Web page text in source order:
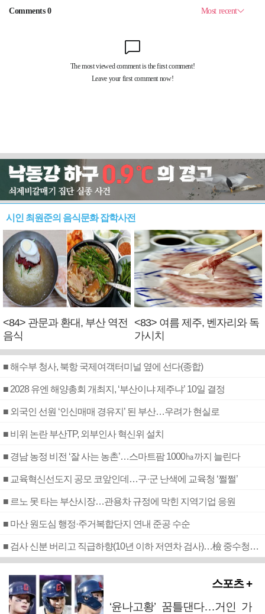
시인 최원준의 음식문화 잡학사전
<84> 관문과 환대, 부산 역전
음식
<83> 여름 제주, 벤자리와 독
가시치
■ 해수부 청사, 북항 국제여객터미널 옆에 선다(종합)
■ 2028 유엔 해양총회 개최지, ‘부산이냐 제주냐’ 10일 결정
■ 외국인 선원 ‘인신매매 경유지’ 된 부산…우려가 현실로
■ 비위 논란 부산TP, 외부인사 혁신위 설치
■ 경남 농정 비전 ‘잘 사는 농촌’…스마트팜 1000㏊까지 늘린다
■ 교육혁신선도지 공모 코앞인데…구·군 난색에 교육청 ‘쩔쩔’
■ 르노 못 타는 부산시장…관용차 규정에 막힌 지역기업 응원
■ 마산 원도심 행정·주거복합단지 연내 준공 수순
■ 검사 신분 버리고 직급하향(10년 이하 저연차 검사)…檢 중수청행 기피
스포츠 +
‘윤나고황’ 꿈틀댄다…거인 가